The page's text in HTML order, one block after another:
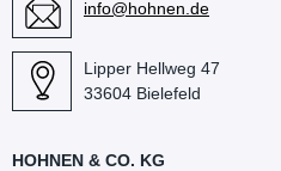
info@hohnen.de
Lipper Hellweg 47
33604 Bielefeld
HOHNEN & CO. KG